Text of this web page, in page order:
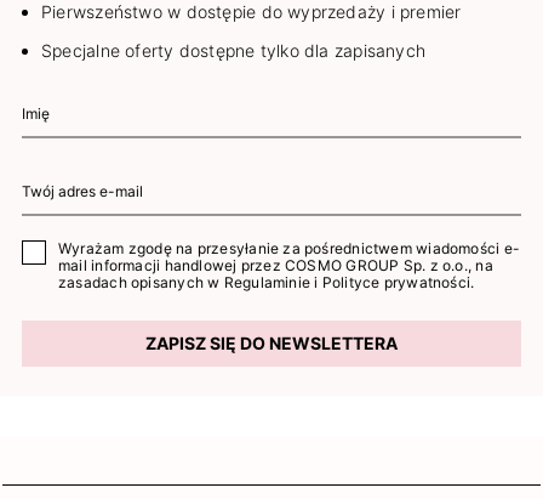
Pierwszeństwo w dostępie do wyprzedaży i premier
Specjalne oferty dostępne tylko dla zapisanych
Wyrażam zgodę na przesyłanie za pośrednictwem wiadomości e-
mail informacji handlowej przez COSMO GROUP Sp. z o.o., na
zasadach opisanych w Regulaminie i Polityce prywatności.
ZAPISZ SIĘ DO NEWSLETTERA